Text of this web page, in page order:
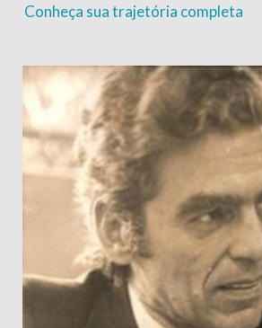
Conheça sua trajetória completa